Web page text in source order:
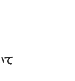
て